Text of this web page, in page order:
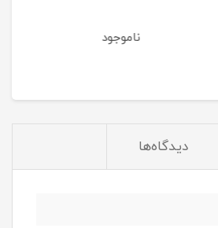
ناموجود
دیدگاه‌ها